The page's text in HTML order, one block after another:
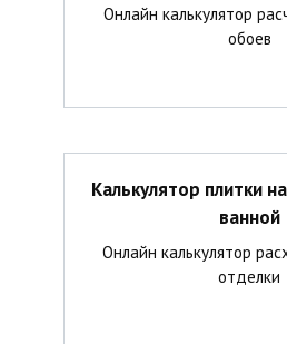
Онлайн калькулятор
обоев
Калькулятор плитки
ванной
Онлайн калькулятор
отделки